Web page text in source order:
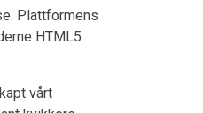
Plattformens
HTML5
vårt